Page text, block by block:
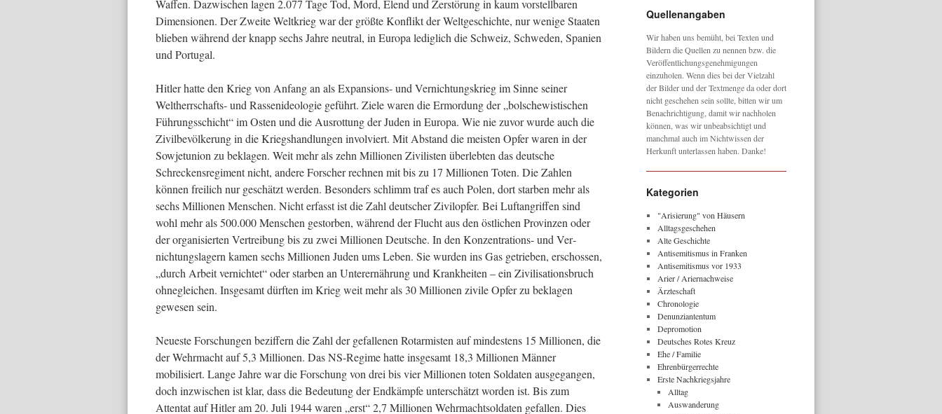
Waffen. Dazwischen lagen 2.077 Tage Tod, Mord, Elend und Zerstörung in kaum vorstellbaren
Dimen­sionen. Der Zweite Weltkrieg war der größte Konflikt der Weltgeschichte, nur wenige Staaten
blieben wäh­rend der knapp sechs Jahre neutral, in Europa lediglich die Schweiz, Schweden, Spanien
und Portugal.
Hitler hatte den Krieg von Anfang an als Expansions- und Vernichtungskrieg im Sinne seiner
Weltherr­schafts- und Rassenideologie geführt. Ziele waren die Ermordung der „bolschewistischen
Führungsschicht“ im Osten und die Ausrottung der Juden in Europa. Wie nie zuvor wurde auch die
Zivilbevölkerung in die Kriegshandlungen involviert. Mit Abstand die meisten Opfer waren in der
Sowjetunion zu beklagen. Weit mehr als zehn Millionen Zivilisten überlebten das deutsche
Schreckensregiment nicht, andere Forscher rechnen mit bis zu 17 Millionen Toten. Die Zahlen
können freilich nur geschätzt werden. Besonders schlimm traf es auch Polen, dort starben mehr als
sechs Millionen Menschen. Nicht erfasst ist die Zahl deutscher Zivilopfer. Bei Luft­angriffen sind
wohl mehr als 500.000 Menschen ge­storben, während der Flucht aus den östlichen Provin­zen oder
der organisierten Vertreibung bis zu zwei Millionen Deutsche. In den Konzentrations- und Ver­
nichtungslagern kamen sechs Millionen Juden ums Le­ben. Sie wurden ins Gas getrieben, erschossen,
„durch Arbeit vernichtet“ oder starben an Unterernährung und Krankheiten – ein Zivilisationsbruch
ohnegleichen. Ins­gesamt dürften im Krieg weit mehr als 30 Millionen zivile Opfer zu beklagen
gewesen sein.
Neueste Forschungen beziffern die Zahl der gefalle­nen Rotarmisten auf mindestens 15 Millionen, die
der Wehrmacht auf 5,3 Millionen. Das NS-Regime hatte insgesamt 18,3 Millionen Männer
mobilisiert. Lange Jahre war die Forschung von drei bis vier Millionen to­ten Soldaten ausgegangen,
doch inzwischen ist klar, dass die Bedeutung der Endkämpfe unterschätzt wor­den ist. Bis zum
Attentat auf Hitler am 20. Juli 1944 waren „erst“ 2,7 Millionen Wehrmachtsoldaten gefal­len. Dies
Quellenangaben
Wir haben uns bemüht, bei Texten und
Bildern die Quellen zu nennen bzw. die
Veröffentlichungsgenehmigungen
einzuholen. Wenn dies bei der Vielzahl
der Bilder und der Textmenge da oder dort
nicht geschehen sein sollte, bitten wir um
Benachrichtigung, damit wir nachholen
können, was wir unbeabsichtigt und
manchmal auch im Nichtwissen der
Herkunft unterlassen haben. Danke!
Kategorien
"Arisierung" von Häusern
Alltagsgeschehen
Alte Geschichte
Antisemitismus in Franken
Antisemitismus vor 1933
Arier / Ariernachweise
Ärzteschaft
Chronologie
Denunziantentum
Depromotion
Deutsches Rotes Kreuz
Ehe / Familie
Ehrenbürgerrechte
Erste Nachkriegsjahre
Alltag
Auswanderung